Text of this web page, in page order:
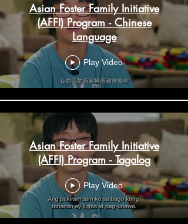
Asian Foster Family Initiative
(AFFI) Program - Chinese
Language
Play Video
Asian Foster Family Initiative
(AFFI) Program - Tagalog
Play Video